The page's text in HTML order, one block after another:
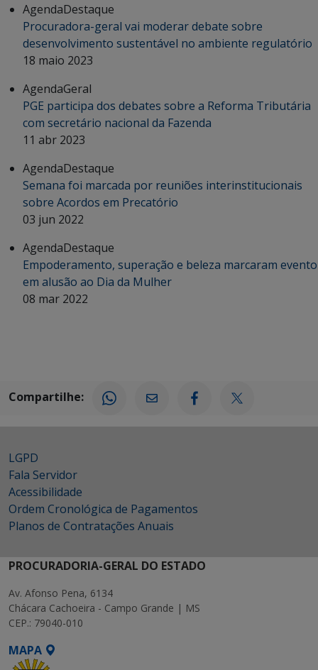
AgendaDestaque
Procuradora-geral vai moderar debate sobre
desenvolvimento sustentável no ambiente regulatório
18 maio 2023
AgendaGeral
PGE participa dos debates sobre a Reforma Tributária
com secretário nacional da Fazenda
11 abr 2023
AgendaDestaque
Semana foi marcada por reuniões interinstitucionais
sobre Acordos em Precatório
03 jun 2022
AgendaDestaque
Empoderamento, superação e beleza marcaram evento
em alusão ao Dia da Mulher
08 mar 2022
Compartilhe:
LGPD
Fala Servidor
Acessibilidade
Ordem Cronológica de Pagamentos
Planos de Contratações Anuais
PROCURADORIA-GERAL DO ESTADO
Av. Afonso Pena, 6134
Chácara Cachoeira - Campo Grande | MS
CEP.: 79040-010
MAPA